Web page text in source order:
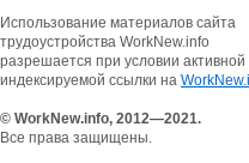
Использование материалов сайта
трудоустройства WorkNew.info
разрешается при условии активной
индексируемой ссылки на
© WorkNew.info, 2012—2021.
Все права защищены.